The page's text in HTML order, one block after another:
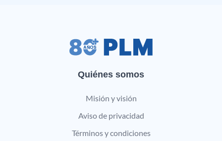
Quiénes somos
Misión y visión
Aviso de privacidad
Términos y condiciones